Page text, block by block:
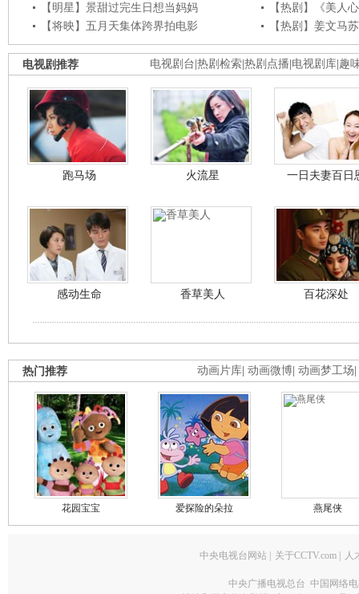
【明星】景甜过完生日想当妈妈
【热剧】《美人
【将映】五月天集体跨界拍电影
【热剧】姜文马
电视剧台 热剧检索 热剧点播 电视剧库 趣
电视剧推荐
跑马场 火流星 一日夫妻百日
感动生命 香草美人 百花深处
动画片库 动画微博 动画梦工场
热门推荐
花园宝宝 爱探险的朵拉 燕尾侠
中央电视台网站 关于CCTV.com 人
中央广播电视总台 中国网络